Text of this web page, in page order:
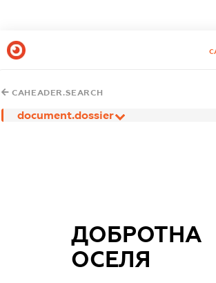
CAHEADER.SEARCH
document.dossier
ДОБРОТНА
ОСЕЛЯ